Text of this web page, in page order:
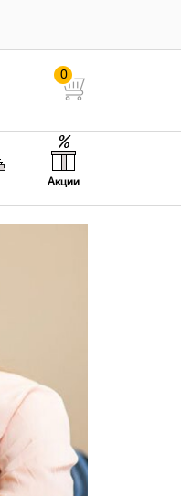
0
Акции